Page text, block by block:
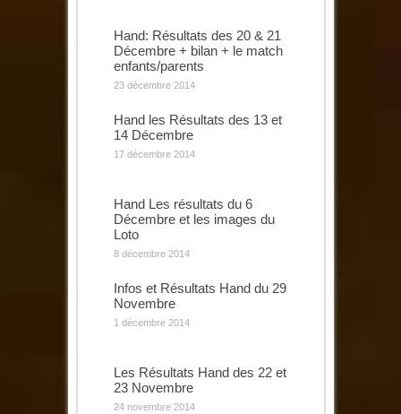
Hand: Résultats des 20 & 21
Décembre + bilan + le match
enfants/parents
23 décembre 2014
Hand les Résultats des 13 et
14 Décembre
17 décembre 2014
Hand Les résultats du 6
Décembre et les images du
Loto
8 décembre 2014
Infos et Résultats Hand du 29
Novembre
1 décembre 2014
Les Résultats Hand des 22 et
23 Novembre
24 novembre 2014